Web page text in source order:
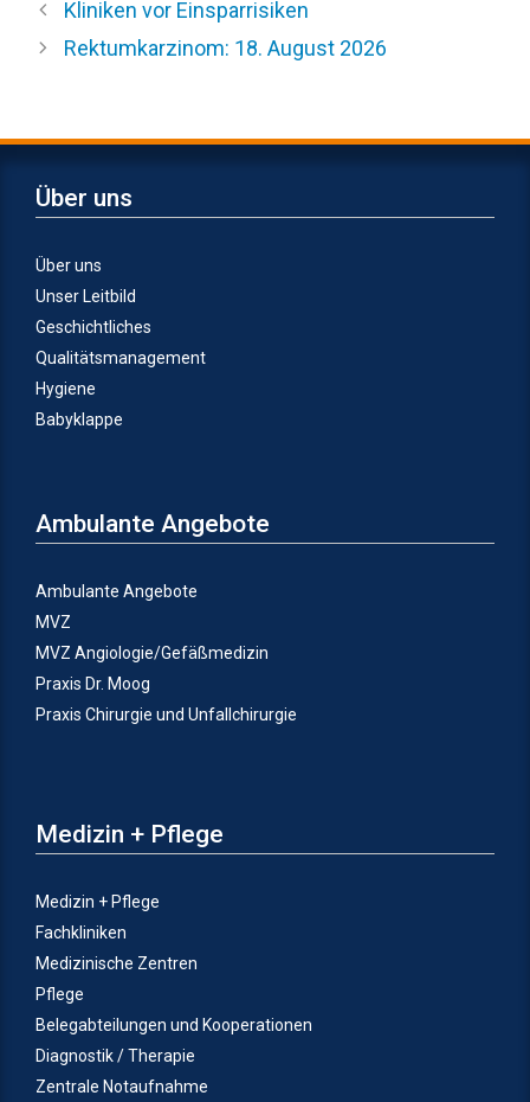
Kliniken vor Einsparrisiken
Rektumkarzinom: 18. August 2026
Über uns
Über uns
Unser Leitbild
Geschichtliches
Qualitätsmanagement
Hygiene
Babyklappe
Ambulante Angebote
Ambulante Angebote
MVZ
MVZ Angiologie/Gefäßmedizin
Praxis Dr. Moog
Praxis Chirurgie und Unfallchirurgie
Medizin + Pflege
Medizin + Pflege
Fachkliniken
Medizinische Zentren
Pflege
Belegabteilungen und Kooperationen
Diagnostik / Therapie
Zentrale Notaufnahme